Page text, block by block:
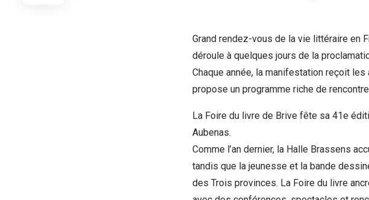
Grand rendez-vous de la vie littéraire en
déroule à quelques jours de la
Chaque année, la manifestation reçoit
propose un programme riche de
La Foire du livre de Brive fête sa 41e
Aubenas.
Comme l’an dernier, la Halle Brassens
tandis que la jeunesse et la bande
des Trois provinces. La Foire du livre